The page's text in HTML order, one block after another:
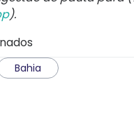
).
Bahia